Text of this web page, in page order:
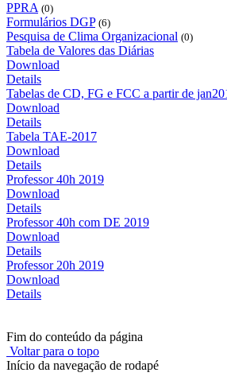
PPRA (0)
Formulários DGP (6)
Pesquisa de Clima Organizacional (0)
Tabela de Valores das Diárias
Download
Details
Tabelas de CD, FG e FCC a partir de
Download
Details
Tabela TAE-2017
Download
Details
Professor 40h 2019
Download
Details
Professor 40h com DE 2019
Download
Details
Professor 20h 2019
Download
Details
Fim do conteúdo da página
Voltar para o topo
Início da navegação de rodapé